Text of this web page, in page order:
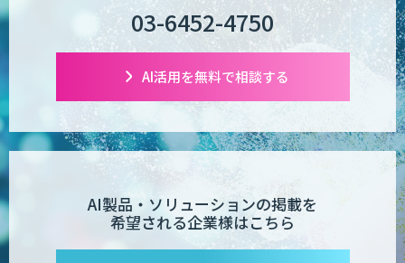
03-6452-4750
AI活用を無料で相談する
AI製品・ソリューションの掲載を
希望される企業様はこちら